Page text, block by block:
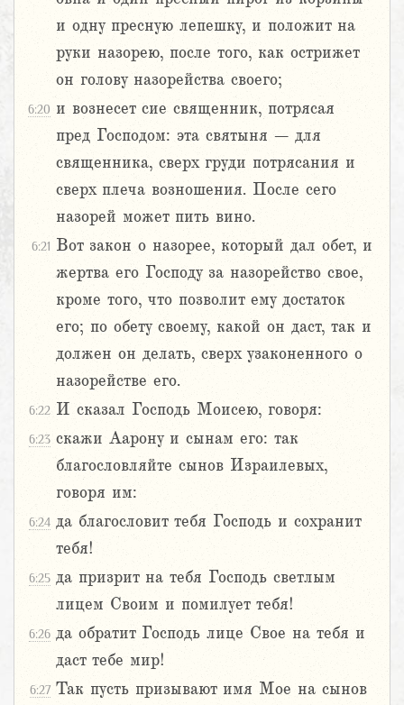
и одну пресную лепешку, и положит на
руки назорею, после того, как острижет
он голову назорейства своего;
6:20 и вознесет сие священник, потрясая
пред Господом: эта святыня – для
священника, сверх груди потрясания и
сверх плеча возношения. После сего
назорей может пить вино.
6:21 Вот закон о назорее, который дал обет, и
жертва его Господу за назорейство свое,
кроме того, что позволит ему достаток
его; по обету своему, какой он даст, так и
должен он делать, сверх узаконенного о
назорействе его.
6:22 И сказал Господь Моисею, говоря:
6:23 скажи Аарону и сынам его: так
благословляйте сынов Израилевых,
говоря им:
6:24 да благословит тебя Господь и сохранит
тебя!
6:25 да призрит на тебя Господь светлым
лицем Своим и помилует тебя!
6:26 да обратит Господь лице Свое на тебя и
даст тебе мир!
6:27 Так пусть призывают имя Мое на сынов